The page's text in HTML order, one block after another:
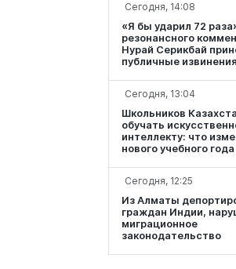
Сегодня, 14:08
«Я бы ударил 72
резонансного
Нурай Серикбай
публичные извинения
Сегодня, 13:04
Школьников
обучать
интеллекту: что
нового учебного года
Сегодня, 12:25
Из Алматы
граждан Индии,
миграционное
законодательство